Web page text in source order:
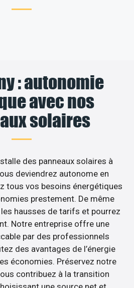
: autonomie
avec nos
solaires
des panneaux solaires à
deviendrez autonome en
tous vos besoins énergétiques
prestement. De même
hausses de tarifs et pourrez
Notre entreprise offre une
par des professionnels
des avantages de l’énergie
économies. Préservez notre
contribuez à la transition